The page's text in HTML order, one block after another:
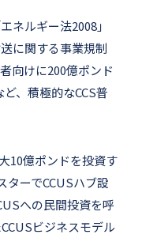
ネルギー法2008」
に関する事業規制
向けに200億ポンド
、積極的なCCS普
10億ポンドを投資す
ターでCCUSハブ設
への民間投資を呼
ビジネスモデル